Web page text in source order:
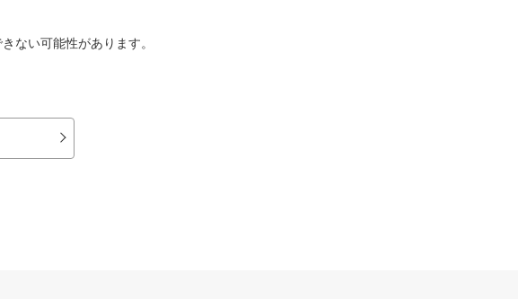
ない可能性があります。